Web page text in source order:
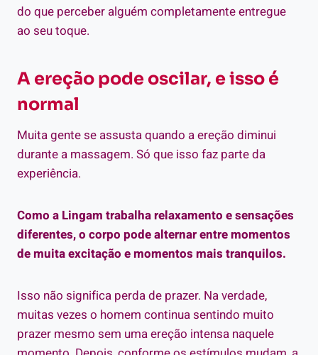
do que perceber alguém completamente entregue
ao seu toque.
A ereção pode oscilar, e isso é
normal
Muita gente se assusta quando a ereção diminui
durante a massagem. Só que isso faz parte da
experiência.
Como a Lingam trabalha relaxamento e sensações
diferentes, o corpo pode alternar entre momentos
de muita excitação e momentos mais tranquilos.
Isso não significa perda de prazer. Na verdade,
muitas vezes o homem continua sentindo muito
prazer mesmo sem uma ereção intensa naquele